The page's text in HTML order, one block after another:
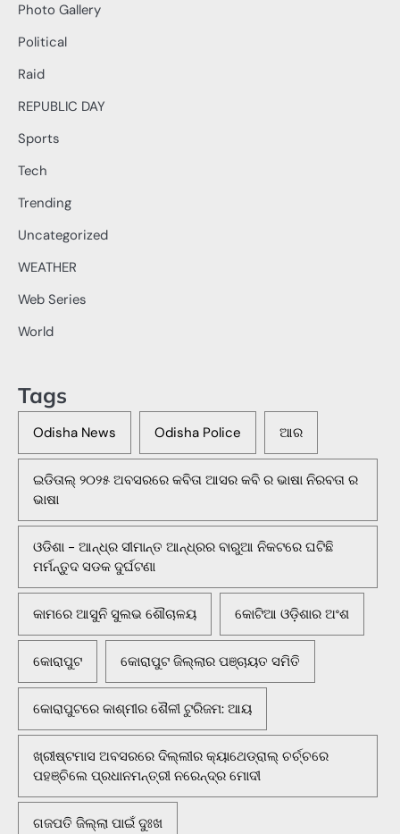
Photo Gallery
Political
Raid
REPUBLIC DAY
Sports
Tech
Trending
Uncategorized
WEATHER
Web Series
World
Tags
Odisha News Odisha Police ଆର
ଇଡିତାଲ୍ ୨୦୨୫ ଅବସରରେ କବିତା ଆସର କବି ର ଭାଷା ନିରବତା ର
ଭାଷା
ଓଡିଶା - ଆନ୍ଧ୍ର ସୀମାନ୍ତ ଆନ୍ଧ୍ରର ବାରୁଆ ନିକଟରେ ଘଟିଛି
ମର୍ମନ୍ତୁଦ ସଡକ ଦୁର୍ଘଟଣା
କାମରେ ଆସୁନି ସୁଲଭ ଶୌଚାଳୟ କୋଟିଆ ଓଡ଼ିଶାର ଅଂଶ
କୋରାପୁଟ କୋରାପୁଟ ଜିଲ୍ଲାର ପଞ୍ଚାୟତ ସମିତି
କୋରାପୁଟରେ କାଶ୍ମୀର ଶୈଳୀ ଟୁରିଜମ: ଆୟ
ଖ୍ରୀଷ୍ଟମାସ ଅବସରରେ ଦିଲ୍ଲୀର କ୍ୟାଥେଡ୍ରାଲ୍ ଚର୍ଚ୍ଚରେ
ପହଞ୍ଚିଲେ ପ୍ରଧାନମନ୍ତ୍ରୀ ନରେନ୍ଦ୍ର ମୋଦୀ
ଗଜପତି ଜିଲ୍ଲା ପାଇଁ ଦୁଃଖ